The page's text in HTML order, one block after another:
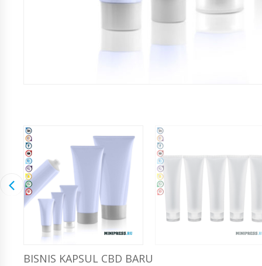
BISNIS KAPSUL CBD BARU